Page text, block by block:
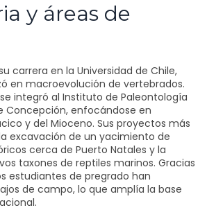
y áreas de
carrera en la Universidad de Chile,
en macroevolución de vertebrados.
integró al Instituto de Paleontología
Concepción, enfocándose en
y del Mioceno. Sus proyectos más
excavación de un yacimiento de
cerca de Puerto Natales y la
taxones de reptiles marinos. Gracias
estudiantes de pregrado han
de campo, lo que amplía la base